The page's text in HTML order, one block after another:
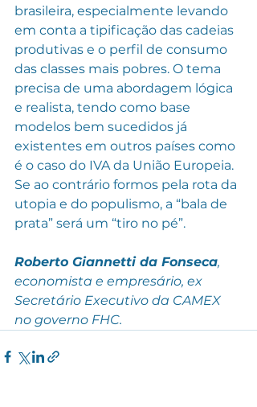
brasileira, especialmente levando
em conta a tipificação das cadeias
produtivas e o perfil de consumo
das classes mais pobres. O tema
precisa de uma abordagem lógica
e realista, tendo como base
modelos bem sucedidos já
existentes em outros países como
é o caso do IVA da União Europeia.
Se ao contrário formos pela rota da
utopia e do populismo, a “bala de
prata” será um “tiro no pé”.
Roberto Giannetti da Fonseca,
economista e empresário, ex
Secretário Executivo da CAMEX
no governo FHC.